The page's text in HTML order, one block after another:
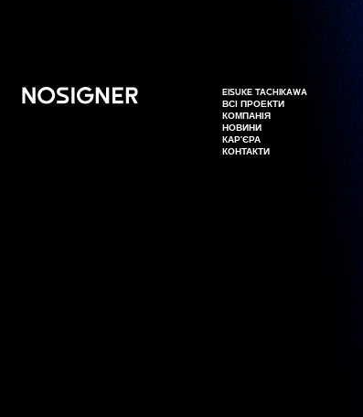
ГОЛОВНА EISUKE TACHIKAWA
EISUKE TACHIKAWA
ВСІ ПРОЕКТИ
ВСІ ПРОЕКТИ
КОМПАНІЯ
КОМПАНІЯ
НОВИНИ
НОВИНИ
КАР'ЄРА
КАР'ЄРА
КОНТАКТИ
КОНТАКТИ